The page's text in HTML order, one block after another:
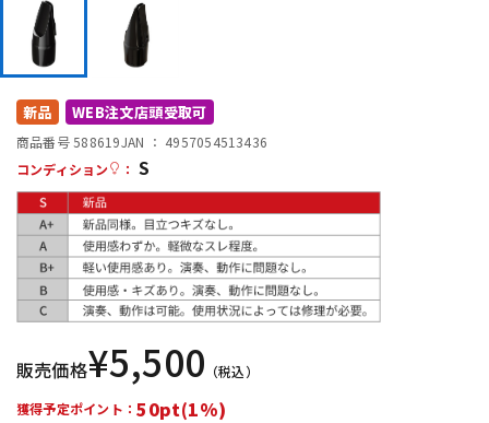
DTM オンライン納品
配信/ライブ機器
中古 ヴィンテージ
新品 WEB注文店頭受取可
商品番号 588619JAN ： 4957054513436
コンディション
： S
販売価格¥5,500 （税込）
獲得予定ポイント： 50pt(1%)